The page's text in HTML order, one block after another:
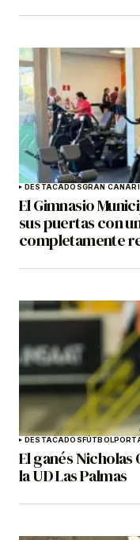
DESTACADOSGRAN
El Gimnasio
sus puertas con
completamente
DESTACADOSFÚTBOL
El ganés
la UD Las Palmas